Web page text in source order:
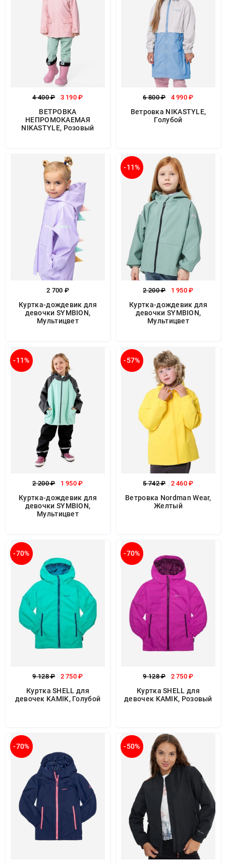
4 400 ₽ 3 190 ₽
ВЕТРОВКА
НЕПРОМОКАЕМАЯ
NIKASTYLE, Розовый
6 800 ₽ 4 990 ₽
Ветровка NIKASTYLE,
Голубой
2 700 ₽
Куртка-дождевик для
девочки SYMBION,
Мультицвет
-11%
2 200 ₽ 1 950 ₽
Куртка-дождевик для
девочки SYMBION,
Мультицвет
-11%
2 200 ₽ 1 950 ₽
Куртка-дождевик для
девочки SYMBION,
Мультицвет
-57%
5 742 ₽ 2 460 ₽
Ветровка Nordman Wear,
Желтый
-70%
9 128 ₽ 2 750 ₽
Куртка SHELL для
девочек KAMIK, Голубой
-70%
9 128 ₽ 2 750 ₽
Куртка SHELL для
девочек KAMIK, Розовый
-70% -50%